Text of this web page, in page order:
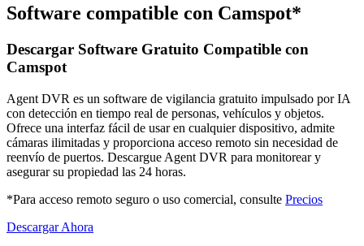
Software compatible con Camspot*
Descargar Software Gratuito Compatible con
Camspot
Agent DVR es un software de vigilancia gratuito impulsado por IA
con detección en tiempo real de personas, vehículos y objetos.
Ofrece una interfaz fácil de usar en cualquier dispositivo, admite
cámaras ilimitadas y proporciona acceso remoto sin necesidad de
reenvío de puertos. Descargue Agent DVR para monitorear y
asegurar su propiedad las 24 horas.
*Para acceso remoto seguro o uso comercial, consulte Precios
Descargar Ahora